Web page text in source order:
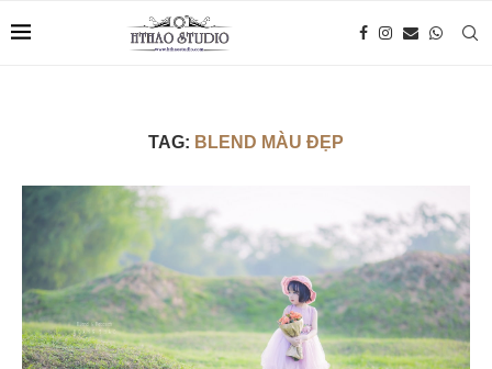
TAG: BLEND MÀU ĐẸP